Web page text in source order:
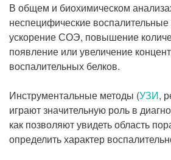
В общем и биохимическом
неспецифические
ускорение СОЭ, повышение
появление или увеличение
воспалительных белков.
Инструментальные методы (УЗИ,
играют значительную роль в
как позволяют увидеть область
определить характер